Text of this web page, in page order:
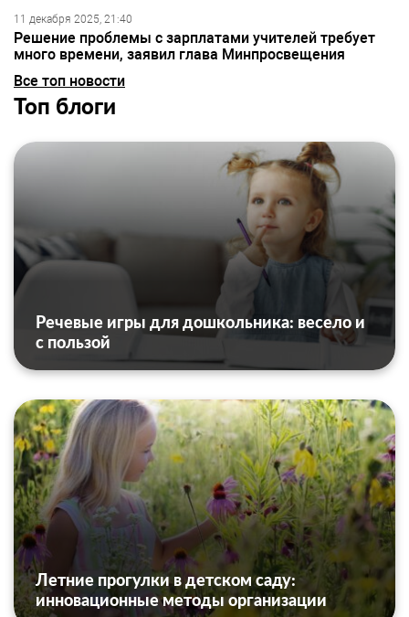
11 декабря 2025, 21:40
Решение проблемы с зарплатами учителей требует
много времени, заявил глава Минпросвещения
Все топ новости
Топ блоги
Речевые игры для дошкольника: весело и
с пользой
Летние прогулки в детском саду:
инновационные методы организации